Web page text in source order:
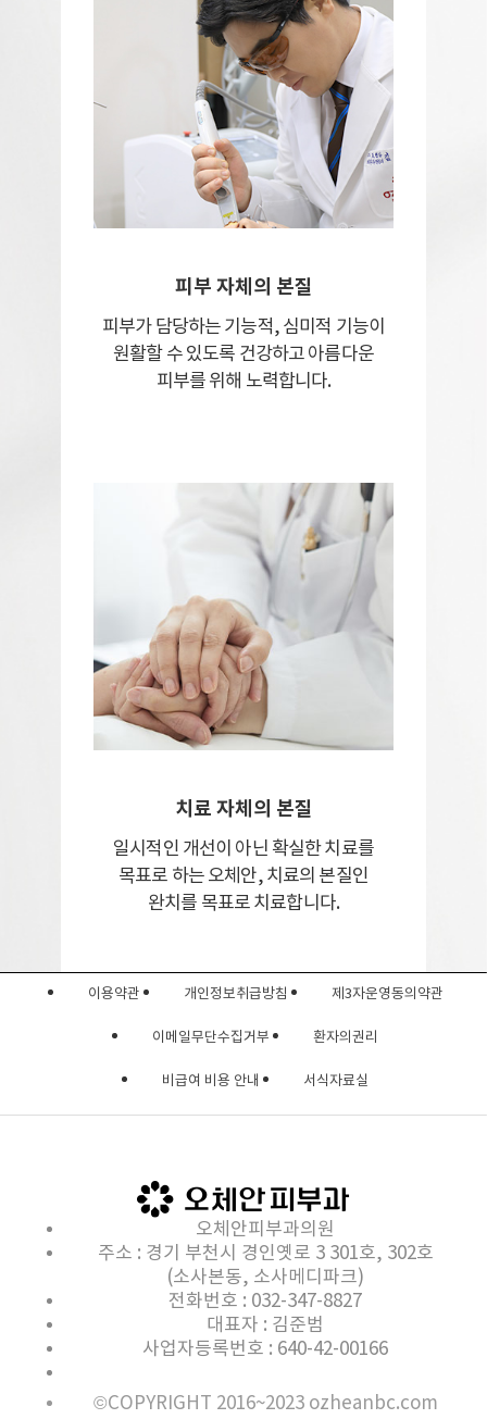
피부 자체의 본질
피부가 담당하는 기능적, 심미적 기능이
원활할 수 있도록 건강하고 아름다운
피부를 위해 노력합니다.
치료 자체의 본질
일시적인 개선이 아닌 확실한 치료를
목표로 하는 오체안, 치료의 본질인
완치를 목표로 치료합니다.
이용약관 개인정보취급방침 제3자운영동의약관
이메일무단수집거부 환자의권리
비급여 비용 안내 서식자료실
오체안피부과의원
주소 : 경기 부천시 경인옛로 3 301호, 302호
(소사본동, 소사메디파크)
전화번호 : 032-347-8827
대표자 : 김준범
사업자등록번호 : 640-42-00166
©COPYRIGHT 2016~2023 ozheanbc.com